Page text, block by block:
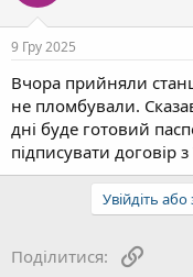
9 Гру 2025
Вчора прийняли
не пломбували.
дні буде готовий
підписувати договір з
Увійдіть або
Поділитися: